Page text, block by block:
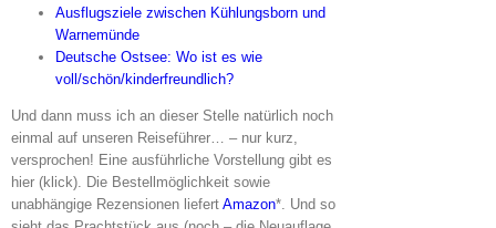
Ausflugsziele zwischen Kühlungsborn und
Warnemünde
Deutsche Ostsee: Wo ist es wie
voll/schön/kinderfreundlich?
Und dann muss ich an dieser Stelle natürlich noch
einmal auf unseren Reiseführer… – nur kurz,
versprochen! Eine ausführliche Vorstellung gibt es
hier (klick). Die Bestellmöglichkeit sowie
unabhängige Rezensionen liefert Amazon*. Und so